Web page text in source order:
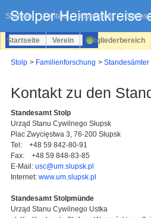
Sitemap Kontakt Impressum
überspringen
Startseite Verein Mitgliederbereich
Stolp Familienforschung Standesämter
Kontakt zu den
Standesamt Stolp
Urząd Stanu Cywilnego Słupsk
Plac Zwycięstwa 3, 76-200 Słupsk
Tel: +48 59 842-80-91
Fax: +48 59 848-83-85
E-Mail: usc@um.slupsk.pl
Internet: www.um.slupsk.pl
Standesamt Stolpmünde
Urząd Stanu Cywilnego Ustka